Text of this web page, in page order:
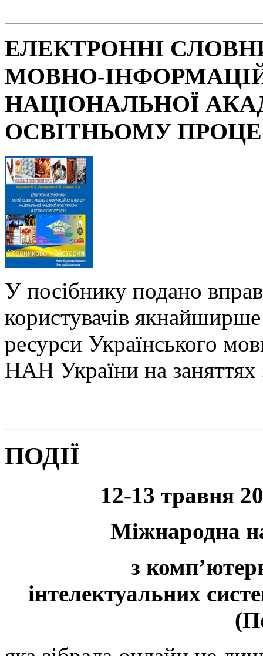
ЕЛЕКТРОННІ
МОВНО-
НАЦІОНАЛЬНОЇ
ОСВІТНЬОМУ
У посібнику подано
користувачів
ресурси Українського
НАН України на заняттях
ПОДІЇ
12-13 травня
Міжнародна
з
інтелектуальних